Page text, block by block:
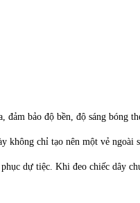
bảo độ bền, độ sáng bóng
chỉ tạo nên một vẻ ngoài
dự tiệc. Khi đeo chiếc dây